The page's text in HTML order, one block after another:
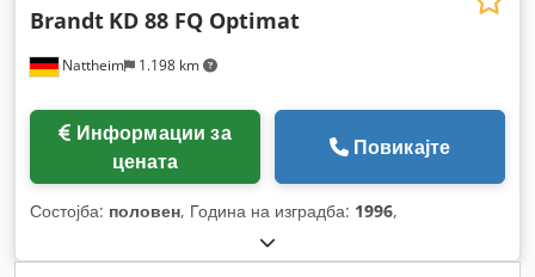
Nattheim 1.198 km
Brandt KD 88 FQ Optimat
цената
Повикајте
Состојба: половен, Година на изградба: 1996,